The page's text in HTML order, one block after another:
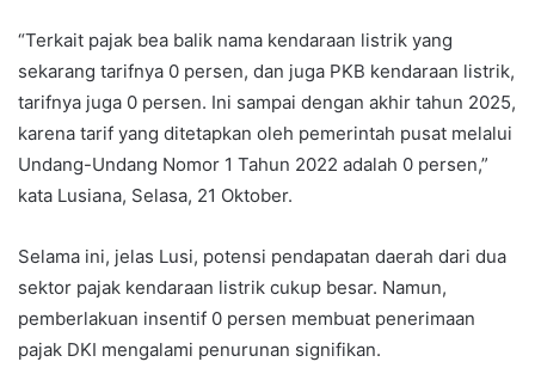
“Terkait pajak bea balik nama kendaraan listrik yang
sekarang tarifnya 0 persen, dan juga PKB kendaraan listrik,
tarifnya juga 0 persen. Ini sampai dengan akhir tahun 2025,
karena tarif yang ditetapkan oleh pemerintah pusat melalui
Undang-Undang Nomor 1 Tahun 2022 adalah 0 persen,”
kata Lusiana, Selasa, 21 Oktober.
Selama ini, jelas Lusi, potensi pendapatan daerah dari dua
sektor pajak kendaraan listrik cukup besar. Namun,
pemberlakuan insentif 0 persen membuat penerimaan
pajak DKI mengalami penurunan signifikan.